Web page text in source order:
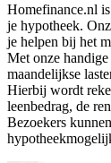
Homefinance.nl
je hypotheek.
je helpen bij het
Met onze
maandelijkse
Hierbij wordt
leenbedrag, de
Bezoekers